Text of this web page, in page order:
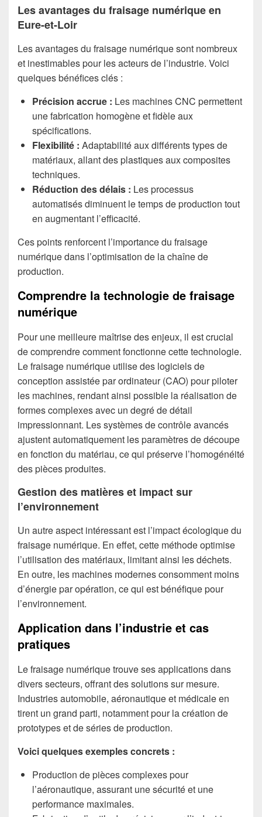
Les avantages du fraisage numérique en
Eure-et-Loir
Les avantages du fraisage numérique sont nombreux
et inestimables pour les acteurs de l’industrie. Voici
quelques bénéfices clés :
Précision accrue : Les machines CNC permettent
une fabrication homogène et fidèle aux
spécifications.
Flexibilité : Adaptabilité aux différents types de
matériaux, allant des plastiques aux composites
techniques.
Réduction des délais : Les processus
automatisés diminuent le temps de production tout
en augmentant l’efficacité.
Ces points renforcent l’importance du fraisage
numérique dans l’optimisation de la chaîne de
production.
Comprendre la technologie de fraisage
numérique
Pour une meilleure maîtrise des enjeux, il est crucial
de comprendre comment fonctionne cette technologie.
Le fraisage numérique utilise des logiciels de
conception assistée par ordinateur (CAO) pour piloter
les machines, rendant ainsi possible la réalisation de
formes complexes avec un degré de détail
impressionnant. Les systèmes de contrôle avancés
ajustent automatiquement les paramètres de découpe
en fonction du matériau, ce qui préserve l’homogénéité
des pièces produites.
Gestion des matières et impact sur
l’environnement
Un autre aspect intéressant est l’impact écologique du
fraisage numérique. En effet, cette méthode optimise
l’utilisation des matériaux, limitant ainsi les déchets.
En outre, les machines modernes consomment moins
d’énergie par opération, ce qui est bénéfique pour
l’environnement.
Application dans l’industrie et cas
pratiques
Le fraisage numérique trouve ses applications dans
divers secteurs, offrant des solutions sur mesure.
Industries automobile, aéronautique et médicale en
tirent un grand parti, notamment pour la création de
prototypes et de séries de production.
Voici quelques exemples concrets :
Production de pièces complexes pour
l’aéronautique, assurant une sécurité et une
performance maximales.